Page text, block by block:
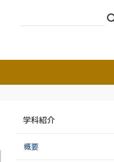
イ
細
ビ
ゲ
シ
学科紹介
概要